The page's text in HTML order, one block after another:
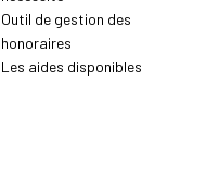
Outil de gestion des
honoraires
Les aides disponibles